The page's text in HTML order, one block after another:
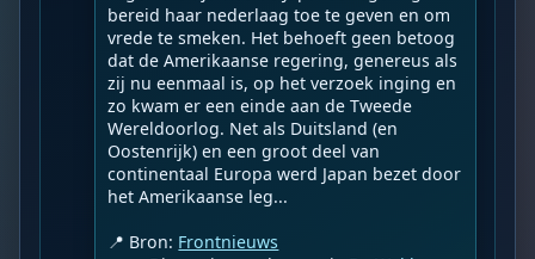
bereid haar nederlaag toe te geven en om
vrede te smeken. Het behoeft geen betoog
dat de Amerikaanse regering, genereus als
zij nu eenmaal is, op het verzoek inging en
zo kwam er een einde aan de Tweede
Wereldoorlog. Net als Duitsland (en
Oostenrijk) en een groot deel van
continentaal Europa werd Japan bezet door
het Amerikaanse leg...
📍 Bron: Frontnieuws